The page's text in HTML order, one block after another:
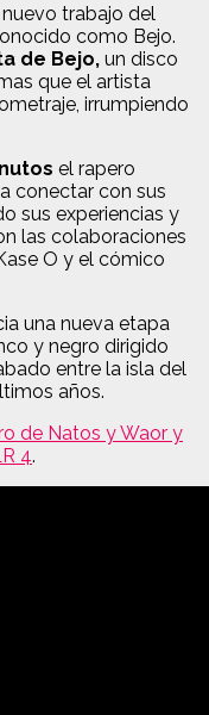
trabajo del
como Bejo.
de Bejo, un disco
que el artista
irrumpiendo
el rapero
conectar con sus
sus experiencias y
las colaboraciones
O y el cómico
una nueva etapa
y negro dirigido
entre la isla del
años.
de Natos y Waor y
4.